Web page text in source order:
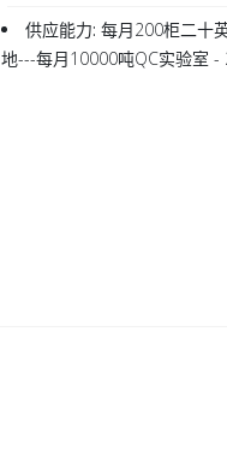
供应能力: 每月200柜二十
地---每月10000吨QC实验室 -